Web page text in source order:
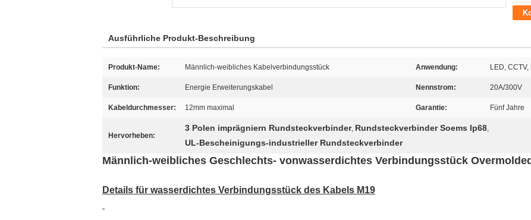
Ausführliche Produkt-Beschreibung
Produkt-Name: Männlich-weibliches Kabelverbindungsstück Anwendung: LED,
Funktion: Energie Erweiterungskabel Nennstrom: 20A/300V
Kabeldurchmesser: 12mm maximal Garantie: Fünf Jahre
Hervorheben:
3 Polen imprägniern Rundsteckverbinder, Rundsteckverbinder Soems Ip68,
UL-Bescheinigungs-industrieller Rundsteckverbinder
Männlich-weibliches Geschlechts- vonwasserdichtes Verbindungsstück
Details für wasserdichtes Verbindungsstück des Kabels M19